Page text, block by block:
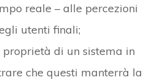
reale – alle percezioni
utenti finali;
di un sistema in
che questi manterrà la